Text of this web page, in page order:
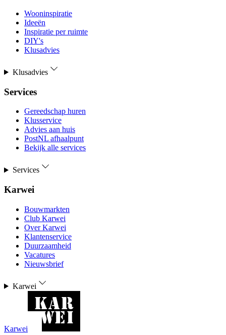
Wooninspiratie
Ideeën
Inspiratie per ruimte
DIY's
Klusadvies
Klusadvies
Services
Gereedschap huren
Klusservice
Advies aan huis
PostNL afhaalpunt
Bekijk alle services
Services
Karwei
Bouwmarkten
Club Karwei
Over Karwei
Klantenservice
Duurzaamheid
Vacatures
Nieuwsbrief
Karwei
Karwei